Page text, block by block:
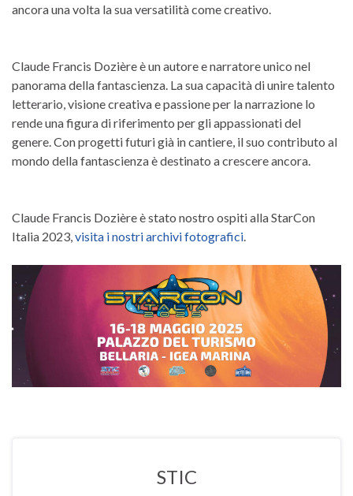
ancora una volta la sua versatilità come creativo.
Claude Francis Dozière è un autore e narratore unico nel
panorama della fantascienza. La sua capacità di unire talento
letterario, visione creativa e passione per la narrazione lo
rende una figura di riferimento per gli appassionati del
genere. Con progetti futuri già in cantiere, il suo contributo al
mondo della fantascienza è destinato a crescere ancora.
Claude Francis Dozière è stato nostro ospiti alla StarCon
Italia 2023, visita i nostri archivi fotografici
STIC